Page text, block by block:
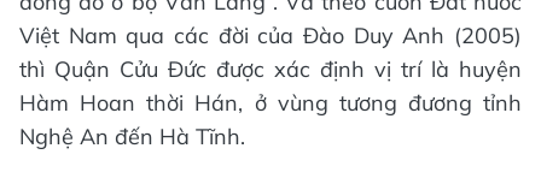
Việt Nam qua các đời của Đào Duy Anh (2005)
thì Quận Cửu Đức được xác định vị trí là huyện
Hàm Hoan thời Hán, ở vùng tương đương tỉnh
Nghệ An đến Hà Tĩnh.